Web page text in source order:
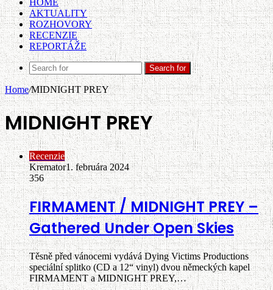
HOME
AKTUALITY
ROZHOVORY
RECENZIE
REPORTÁŽE
Search for
Home/MIDNIGHT PREY
MIDNIGHT PREY
Recenzie
Kremator1. februára 2024
356
FIRMAMENT / MIDNIGHT PREY –
Gathered Under Open Skies
Těsně před vánocemi vydává Dying Victims Productions
speciální splitko (CD a 12“ vinyl) dvou německých kapel
FIRMAMENT a MIDNIGHT PREY,…